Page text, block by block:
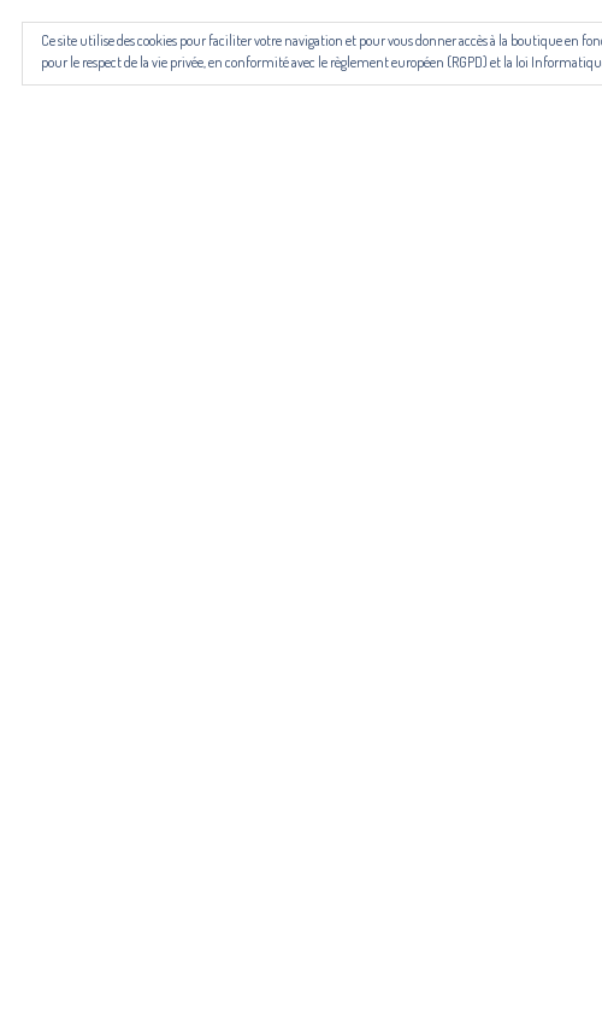
Ce site utilise des cookies pour faciliter votre navigation et pour vous donner accès à la boutique en
pour le respect de la vie privée, en conformité avec le règlement européen (RGPD) et la loi